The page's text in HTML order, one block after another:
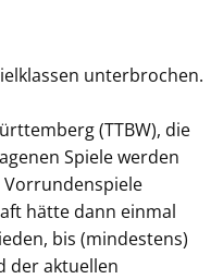
unterbrochen.
(TTBW), die
Spiele werden
hätte dann einmal
bis (mindestens)
der aktuellen